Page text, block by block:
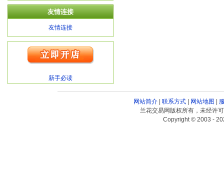
友情连接
友情连接
新手必读
网站简介| 联系方式| 网站地图 |
兰花交易网版权所有，未经许
Copyright © 2003 -